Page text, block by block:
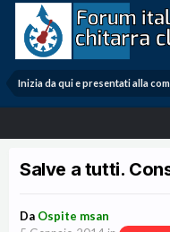
Inizia da qui e presentati alla
Salve a tutti.
Da Ospite msan